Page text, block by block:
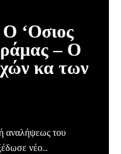
‘Οσιος
– Ο
κα των
αναλήψεως του
νέο...